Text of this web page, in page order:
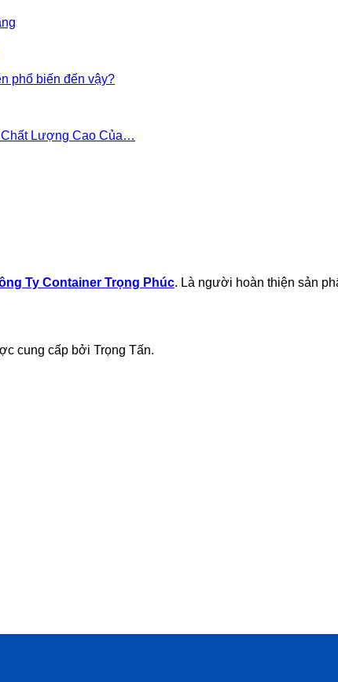
phổ biến đến vậy?
Lượng Cao Của…
Ty Container Trọng Phúc. Là người hoàn thiện sản
cung cấp bởi Trọng Tấn.